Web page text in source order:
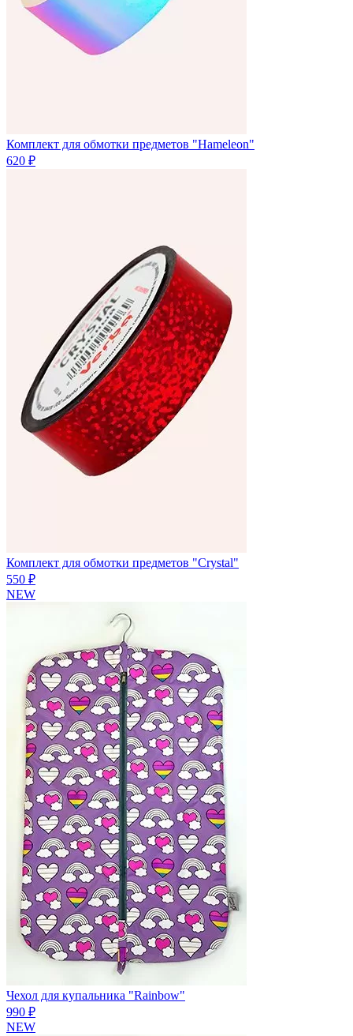
Комплект для обмотки предметов "Hameleon"
620 ₽
Комплект для обмотки предметов "Crystal"
550 ₽
NEW
Чехол для купальника "Rainbow"
990 ₽
NEW